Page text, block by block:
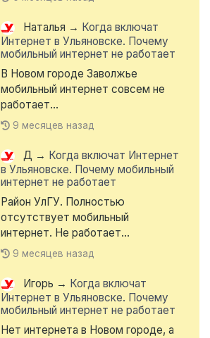
Наталья → Когда включат
Интернет в Ульяновске. Почему
мобильный интернет не работает
В Новом городе Заволжье
мобильный интернет совсем не
работает...
9 месяцев назад
Д → Когда включат Интернет
в Ульяновске. Почему мобильный
интернет не работает
Район УлГУ. Полностью
отсутствует мобильный
интернет. Не работает...
9 месяцев назад
Игорь → Когда включат
Интернет в Ульяновске. Почему
мобильный интернет не работает
Нет интернета в Новом городе, а